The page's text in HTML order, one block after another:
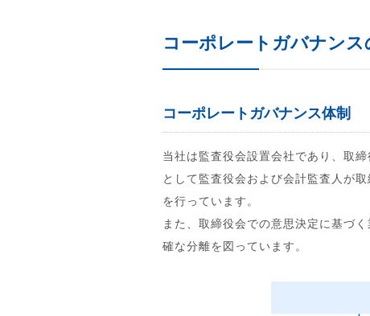
コーポレートガバナンス
コーポレートガバナンス体制
当社は監査役会設置会社であり、取
として監査役会および会計監査人が
を行っています。
また、取締役会での意思決定に基づ
確な分離を図っています。